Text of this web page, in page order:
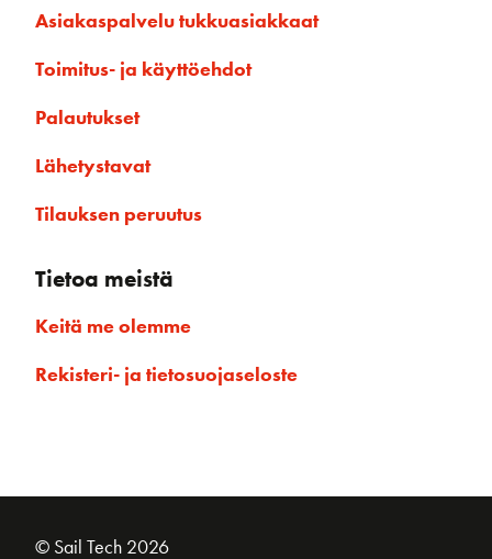
Asiakaspalvelu tukkuasiakkaat
Toimitus- ja käyttöehdot
Palautukset
Lähetystavat
Tilauksen peruutus
Tietoa meistä
Keitä me olemme
Rekisteri- ja tietosuojaseloste
© Sail Tech 2026